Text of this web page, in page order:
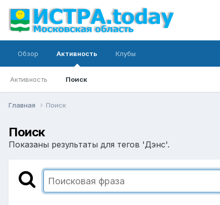
Обзор Активность
Активность Поиск
Клубы
Главная Поиск
Поиск
Показаны результаты для тегов 'Дэнс'.